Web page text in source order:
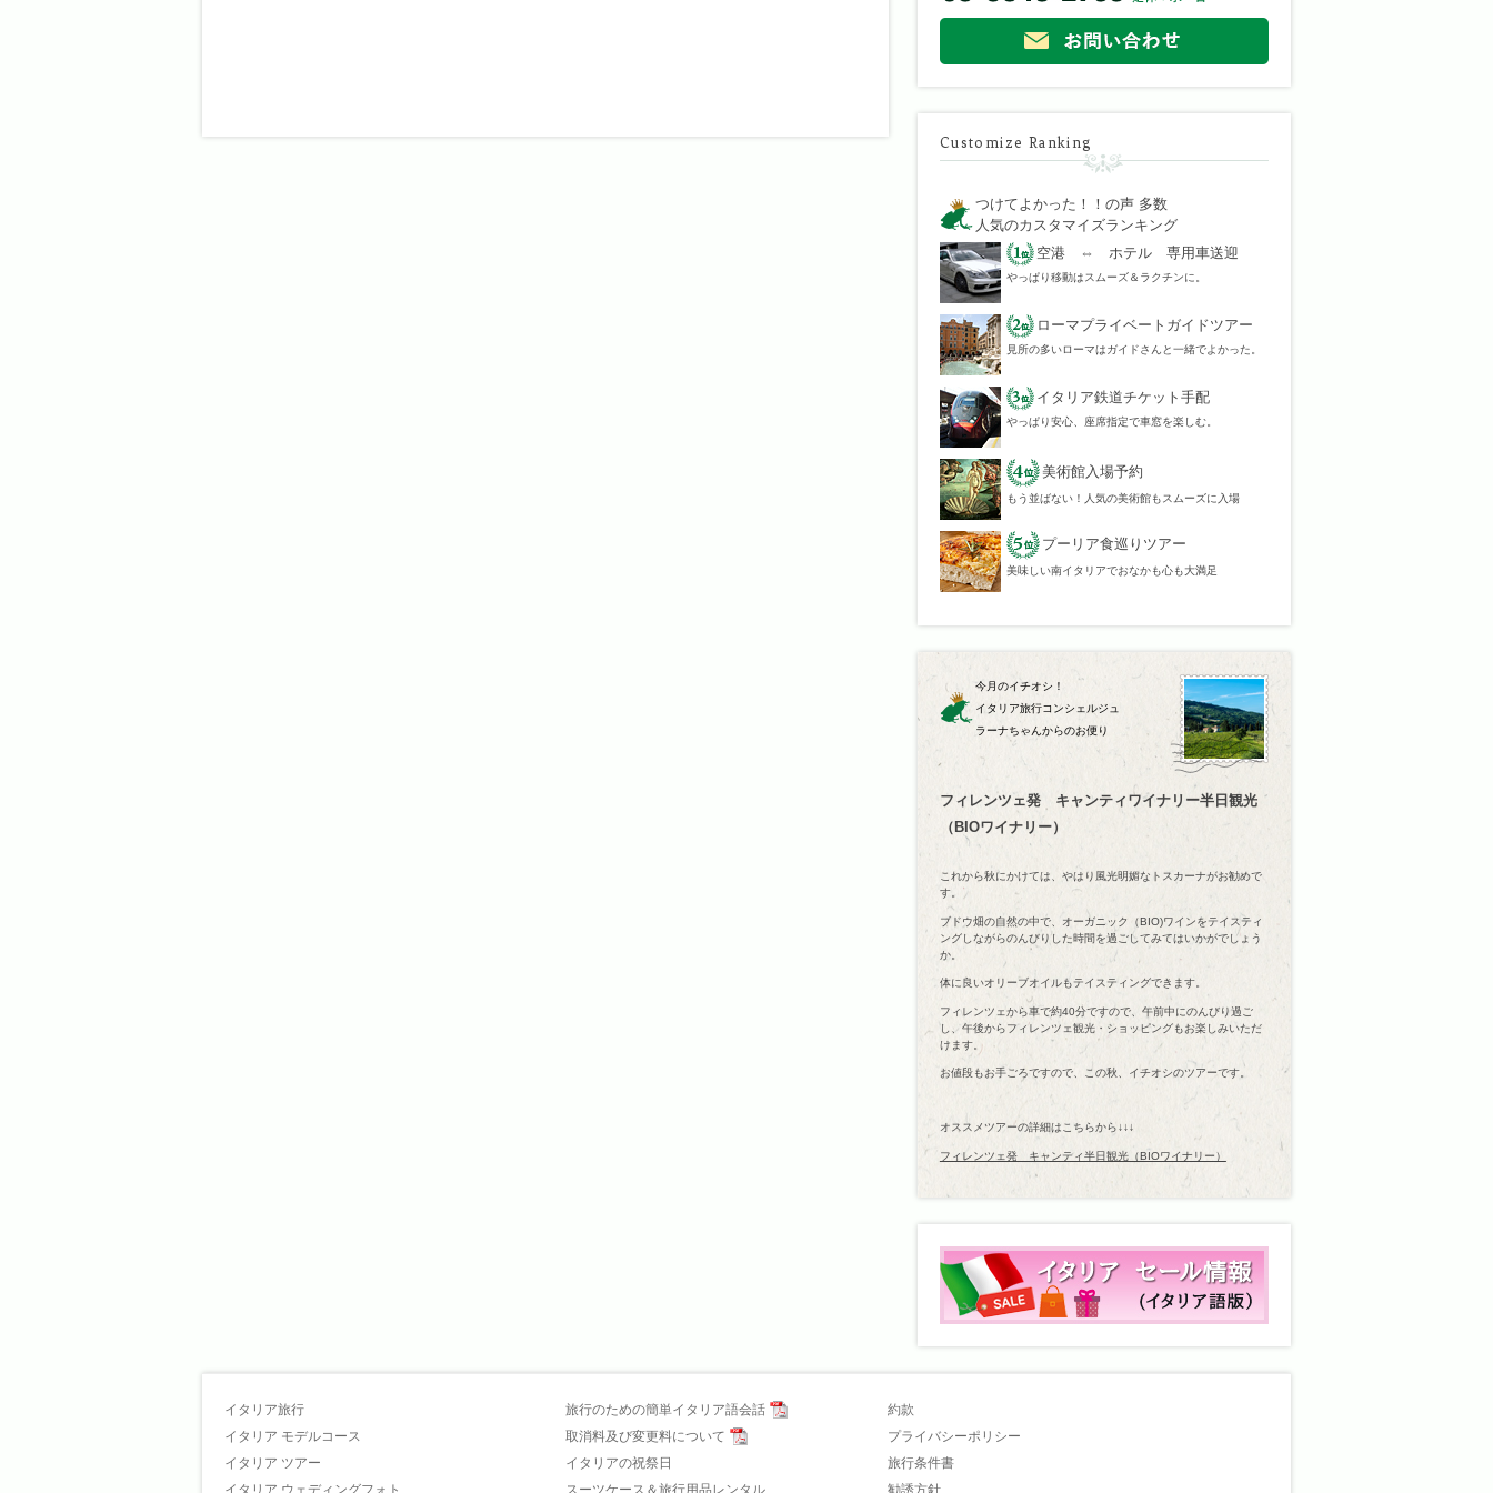
Customize Ranking
つけてよかった！！の声 多数
人気のカスタマイズランキング
空港 ⇔ ホテル 専用車送迎
やっぱり移動はスムーズ＆ラクチンに。
ローマプライベートガイドツアー
見所の多いローマはガイドさんと一緒でよかった。
イタリア鉄道チケット手配
やっぱり安心、座席指定で車窓を楽しむ。
美術館入場予約
もう並ばない！人気の美術館もスムーズに入場
プーリア食巡りツアー
美味しい南イタリアでおなかも心も大満足
今月のイチオシ！
イタリア旅行コンシェルジュ
ラーナちゃんからのお便り
フィレンツェ発 キャンティワイナリー半日観光
（BIOワイナリー）
これから秋にかけては、やはり風光明媚なトスカーナがお勧めで
す。
ブドウ畑の自然の中で、オーガニック（BIO)ワインをテイスティ
ングしながらのんびりした時間を過ごしてみてはいかがでしょう
か。
体に良いオリーブオイルもテイスティングできます。
フィレンツェから車で約40分ですので、午前中にのんびり過ご
し、午後からフィレンツェ観光・ショッピングもお楽しみいただ
けます。
お値段もお手ごろですので、この秋、イチオシのツアーです。
オススメツアーの詳細はこちらから↓↓↓
フィレンツェ発 キャンティ半日観光（BIOワイナリー）
イタリア旅行
イタリア モデルコース
イタリア ツアー
イタリア ウェディングフォト
旅行のための簡単イタリア語会話
取消料及び変更料について
イタリアの祝祭日
スーツケース＆旅行用品レンタル
約款
プライバシーポリシー
旅行条件書
勧誘方針